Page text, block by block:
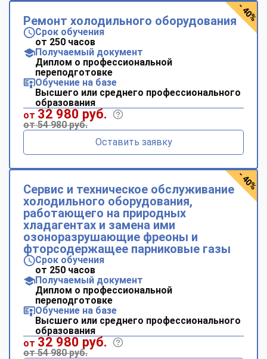
Ремонт холодильного оборудования
Срок обучения
от 250 часов
Получаемый документ
Диплом о профессиональной
переподготовке
Обучение на базе
Высшего или среднего профессионального
образования
от 32 980 руб.
от 54 980 руб.
Оставить заявку
- 40%
Сервис и техническое обслуживание
холодильного оборудования,
работающего на природных
хладагентах и замена ими
озоноразрушающие фреоны и
фторсодержащее парниковые газы
Срок обучения
от 250 часов
Получаемый документ
Диплом о профессиональной
переподготовке
Обучение на базе
Высшего или среднего профессионального
образования
от 32 980 руб.
от 54 980 руб.
- 40%